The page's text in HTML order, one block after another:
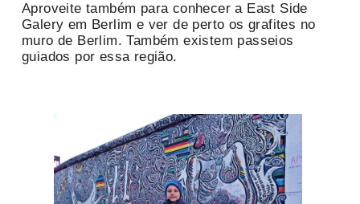
Aproveite também para conhecer a East Side
Galery em Berlim e ver de perto os grafites no
muro de Berlim. Também existem passeios
guiados por essa região.